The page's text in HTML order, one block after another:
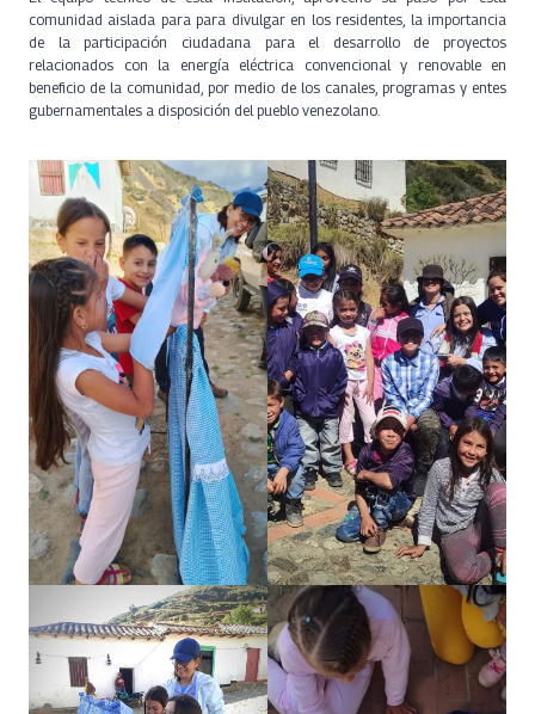
comunidad aislada para para divulgar en los residentes, la importancia
de la participación ciudadana para el desarrollo de proyectos
relacionados con la energía eléctrica convencional y renovable en
beneficio de la comunidad, por medio de los canales, programas y entes
gubernamentales a disposición del pueblo venezolano.